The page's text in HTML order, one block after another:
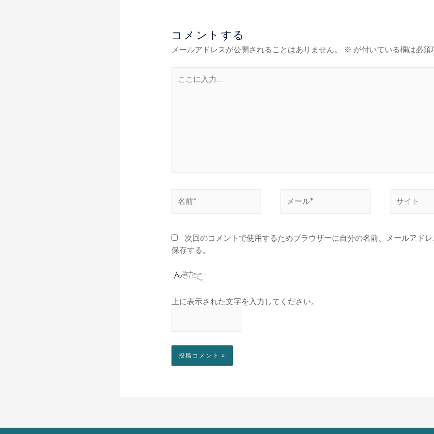
コメントする
メールアドレスが公開されることはありません。 ※ が付いている欄は必須
次回のコメントで使用するためブラウザーに自分の名前、メールアド
保存する。
上に表示された文字を入力してください。